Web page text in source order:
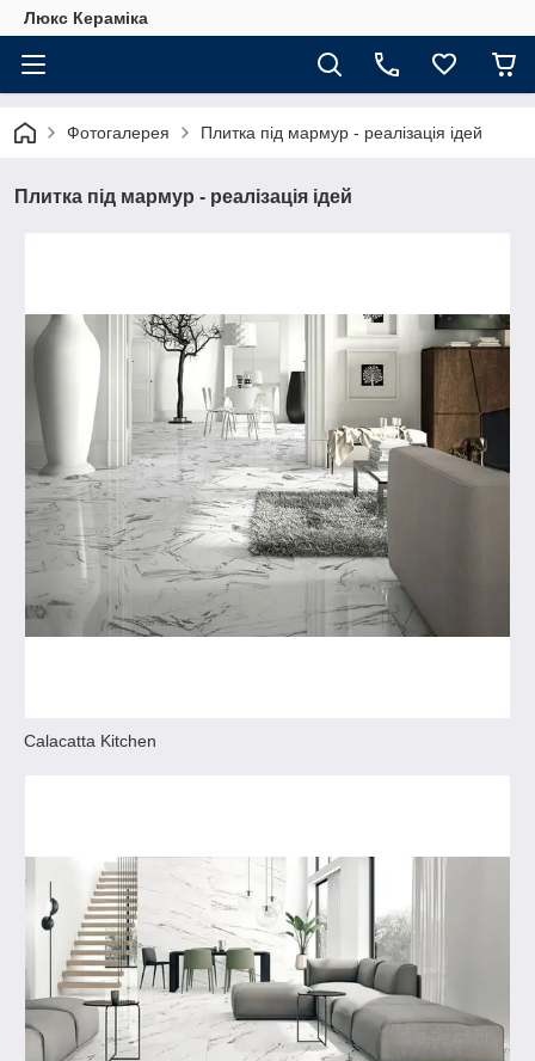
Люкс Кераміка
Фотогалерея Плитка під мармур - реалізація ідей
Плитка під мармур - реалізація ідей
Calacatta Kitchen